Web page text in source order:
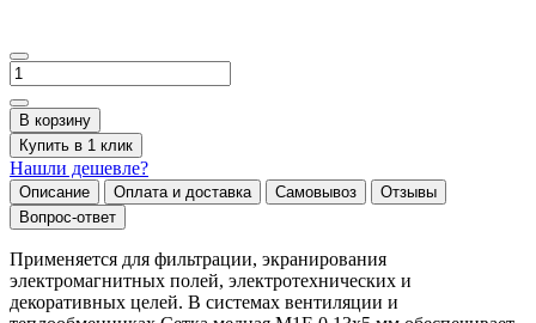
В корзину
Купить в 1 клик
Нашли дешевле?
Описание Оплата и доставка Самовывоз
Отзывы
Вопрос-ответ
Применяется для фильтрации, экранирования
электромагнитных полей, электротехнических и
декоративных целей. В системах вентиляции и